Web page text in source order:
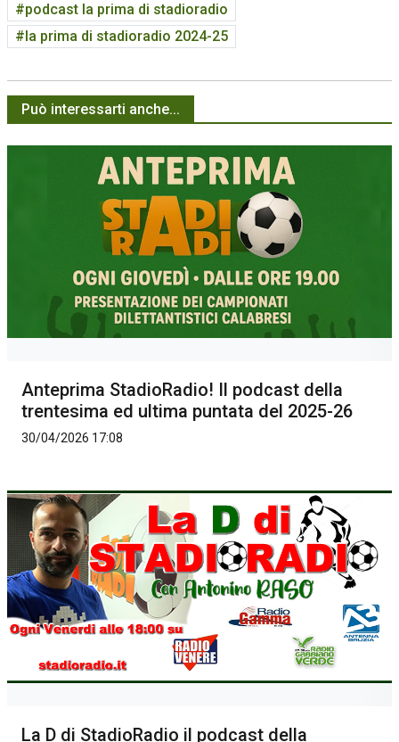
podcast la prima di stadioradio
la prima di stadioradio 2024-25
Può interessarti anche...
Anteprima StadioRadio! Il podcast della
trentesima ed ultima puntata del 2025-26
30/04/2026 17:08
La D di StadioRadio il podcast della